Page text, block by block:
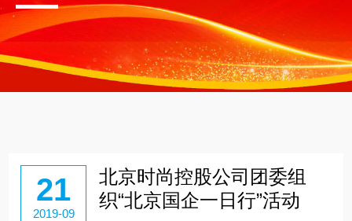
21
2019-09
北京时尚控股公司团委组
织“北京国企一日行”活动